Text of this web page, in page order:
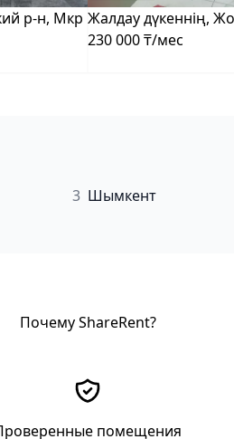
р-н, Мкр Жалдау дүкеннің,
230 000 ₸/мес
3 Шымкент
Почему ShareRent?
помещения